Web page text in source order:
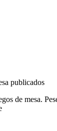
publicados
de mesa.